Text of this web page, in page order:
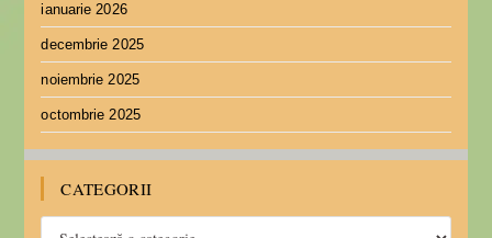
ianuarie 2026
decembrie 2025
noiembrie 2025
octombrie 2025
CATEGORII